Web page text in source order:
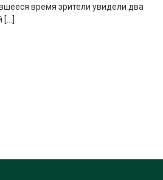
время зрители увидели два
[…]